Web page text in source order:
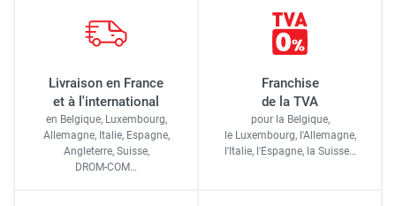
Livraison en France
et à l'international
en Belgique, Luxembourg,
Allemagne, Italie, Espagne,
Angleterre, Suisse,
DROM-COM…
Franchise
de la TVA
pour la Belgique,
le Luxembourg, l'Allemagne,
l'Italie, l'Espagne, la Suisse…